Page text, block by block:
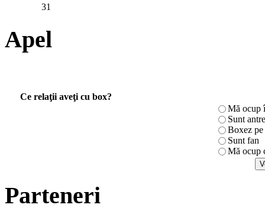
31
Apel
Ce relaţii aveţi cu box?
Mă ocup
Sunt
Boxez
Sunt fan
Mă ocup
Parteneri